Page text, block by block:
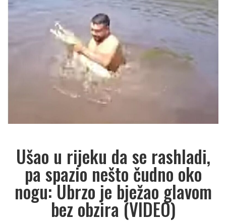
Ušao u rijeku da se rashladi,
pa spazio nešto čudno oko
nogu: Ubrzo je bježao glavom
bez obzira (VIDEO)